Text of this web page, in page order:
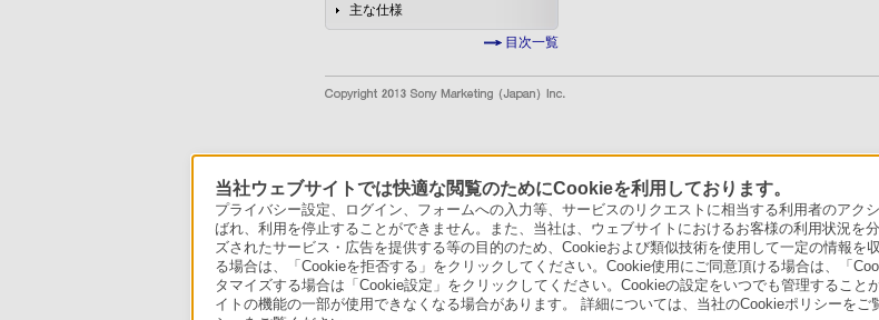
主な仕様
目次一覧
当社ウェブサイトでは快適な閲覧のためにCookieを利用しております。
プライバシー設定、ログイン、フォームへの入力等、サービスのリクエストに相当する利用者のアク
ばれ、利用を停止することができません。また、当社は、ウェブサイトにおけるお客様の利用状況を
ズされたサービス・広告を提供する等の目的のため、Cookieおよび類似技術を使用して一定の情報を
る場合は、「Cookieを拒否する」をクリックしてください。Cookie使用にご同意頂ける場合は、「
タマイズする場合は「Cookie設定」をクリックしてください。Cookieの設定をいつでも管理するこ
イトの機能の一部が使用できなくなる場合があります。 詳細については、当社のCookieポリシーを